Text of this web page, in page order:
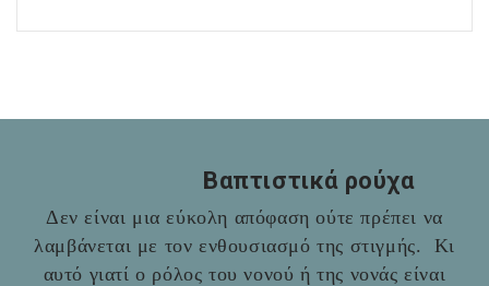
Βαπτιστικά ρούχα
Δεν είναι μια εύκολη απόφαση ούτε πρέπει να
λαμβάνεται με τον ενθουσιασμό της στιγμής. Κι
αυτό γιατί ο ρόλος του νονού ή της νονάς είναι